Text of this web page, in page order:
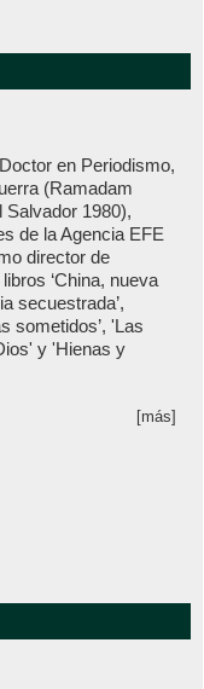
en Periodismo,
(Ramadam
Salvador 1980),
de la Agencia EFE
director de
‘China, nueva
secuestrada’,
sometidos’, 'Las
y 'Hienas y
[más]